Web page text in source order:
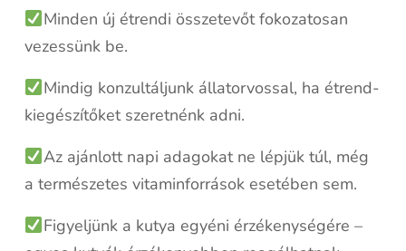
Minden új étrendi összetevőt fokozatosan
vezessünk be.
Mindig konzultáljunk állatorvossal, ha étrend-
kiegészítőket szeretnénk adni.
Az ajánlott napi adagokat ne lépjük túl, még
a természetes vitaminforrások esetében sem.
Figyeljünk a kutya egyéni érzékenységére –